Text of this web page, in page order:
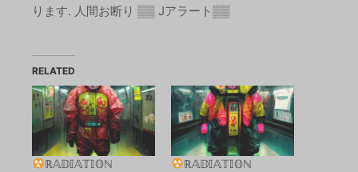
ります. 人間お断り ▒▒ Jアラート▒▒
RELATED
ℝ𝔸𝔻𝕀𝔸𝕋𝕀𝕆ℕ
ℝ𝔸𝔻𝕀𝔸𝕋𝕀𝕆ℕ